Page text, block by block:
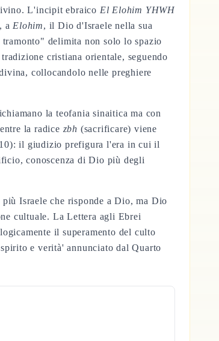
L'incipit ebraico El Elohim YHWH
a Elohim, il Dio d'Israele nella sua
delimita non solo lo spazio
cristiana orientale, seguendo
collocandolo nelle preghiere
la teofania sinaitica ma con
la radice zbh (sacrificare) viene
10): il giudizio prefigura l'era in cui il
conoscenza di Dio più degli
Israele che risponde a Dio, ma Dio
cultuale. La Lettera agli Ebrei
il superamento del culto
e verità' annunciato dal Quarto